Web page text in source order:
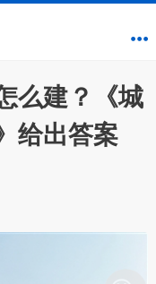
么建？《城
给出答案